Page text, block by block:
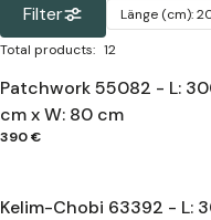
Filter Länge (cm):
Total products: 12
Patchwork 55082 - L:
cm x W: 80 cm
390 €
Kelim-Chobi 63392 - L: